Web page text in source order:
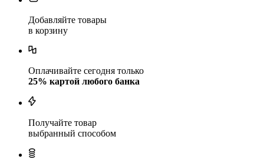
Добавляйте товары
в корзину
Оплачивайте сегодня только
25% картой любого банка
Получайте товар
выбранный способом